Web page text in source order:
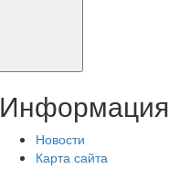
Информация
Новости
Карта сайта